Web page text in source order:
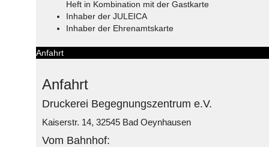
Heft in Kombination mit der Gastkarte
Inhaber der JULEICA
Inhaber der Ehrenamtskarte
Anfahrt
Anfahrt
Druckerei Begegnungszentrum e.V.
Kaiserstr. 14, 32545 Bad Oeynhausen
Vom Bahnhof: